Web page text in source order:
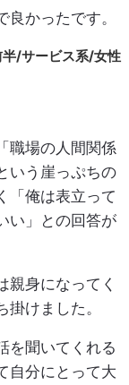
かったです。
/サービス系/女性
職場の人間関係
いう崖っぷちの
「俺は表立って
い」との回答が
親身になってく
けました。
を聞いてくれる
自分にとって大